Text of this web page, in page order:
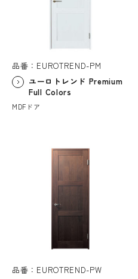
品番：EUROTREND-PM
ユーロトレンド Premium
Full Colors
MDFドア
品番：EUROTREND-PW